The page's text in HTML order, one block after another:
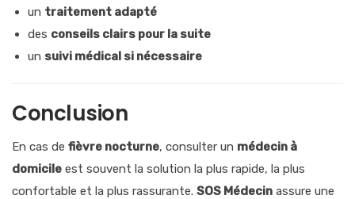
un traitement adapté
des conseils clairs pour la suite
un suivi médical si nécessaire
Conclusion
En cas de fièvre nocturne, consulter un médecin à
domicile est souvent la solution la plus rapide, la plus
confortable et la plus rassurante. SOS Médecin assure une